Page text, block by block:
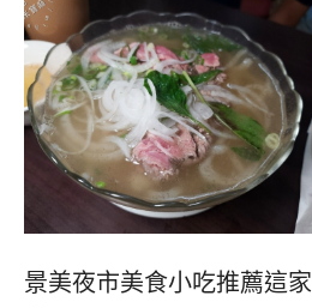
景美夜市美食小吃推薦這家